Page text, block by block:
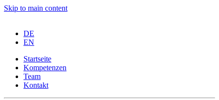
Skip to main content
DE
EN
Startseite
Kompetenzen
Team
Kontakt